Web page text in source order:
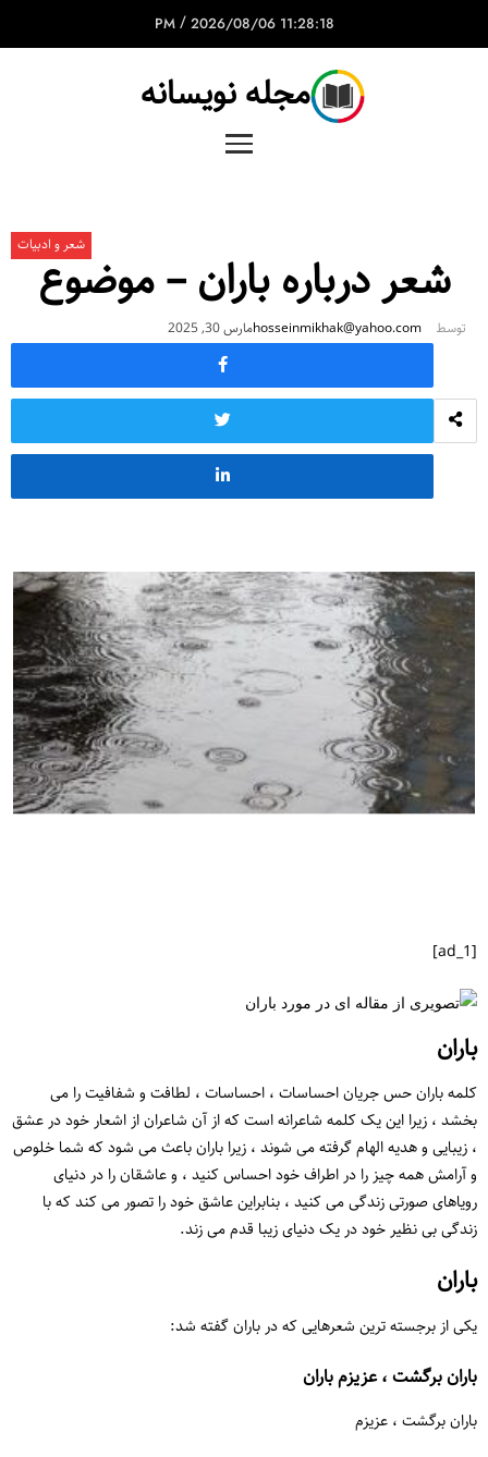
11:28:18 PM
/ 2026/08/06
مجله نویسانه
شعر و ادبیات
شعر درباره باران – موضوع
توسط hosseinmikhak@yahoo.comمارس 30, 2025
[ad_1]
باران
کلمه باران حس جریان احساسات ، احساسات ، لطافت و شفافیت را می
بخشد ، زیرا این یک کلمه شاعرانه است که از آن شاعران از اشعار خود در عشق
، زیبایی و هدیه الهام گرفته می شوند ، زیرا باران باعث می شود که شما خلوص
و آرامش همه چیز را در اطراف خود احساس کنید ، و عاشقان را در دنیای
رویاهای صورتی زندگی می کنید ، بنابراین عاشق خود را تصور می کند که با
زندگی بی نظیر خود در یک دنیای زیبا قدم می زند.
باران
یکی از برجسته ترین شعرهایی که در باران گفته شد:
باران برگشت ، عزیزم باران
باران برگشت ، عزیزم